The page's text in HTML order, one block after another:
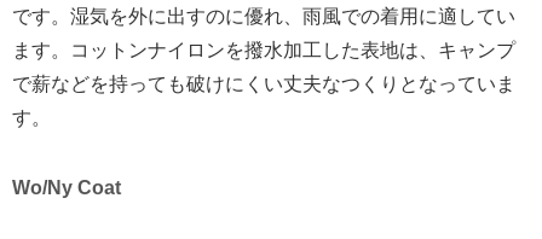
です。湿気を外に出すのに優れ、雨風での着用に適してい
ます。コットンナイロンを撥水加工した表地は、キャンプ
で薪などを持っても破けにくい丈夫なつくりとなっていま
す。
Wo/Ny Coat